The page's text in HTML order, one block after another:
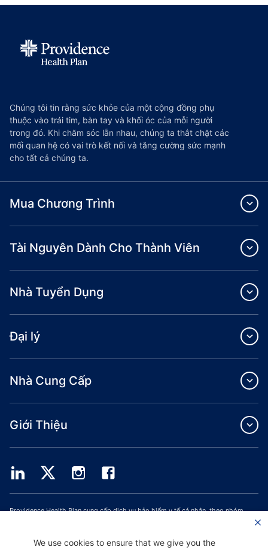
Chúng tôi tin rằng sức khỏe của một cộng đồng phụ
thuộc vào trái tim, bàn tay và khối óc của mỗi người
trong đó. Khi chăm sóc lẫn nhau, chúng ta thắt chặt các
mối quan hệ có vai trò kết nối và tăng cường sức mạnh
cho tất cả chúng ta.
Mua Chương Trình
Tài Nguyên Dành Cho Thành Viên
Nhà Tuyển Dụng
Đại lý
Nhà Cung Cấp
Giới Thiệu
Providence Health Plan cung cấp dịch vụ bảo hiểm y tế cá nhân, theo nhóm
với Medicare và Bảo Hiểm Y Tế Oregon. Việc đăng ký Providence Health
We use cookies to ensure that we give you the